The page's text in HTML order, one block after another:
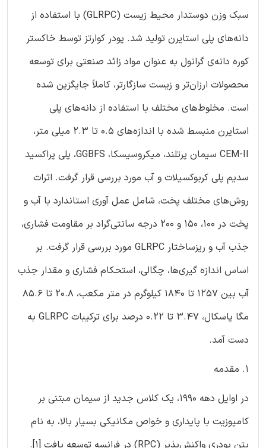
سبک وزن دوستدار محیط زیست (GLRPC) با استفاده از
دانه‌های پلی استایرن تولید شد. پودر کوارتز توسط خاکستر
کوره دانه‌ی گرانول به عنوان مواد زائد صنعتی برای توسعه
محصولات ارزان‌تر و زیست سازگارتر، کاملاً جایگزین شده
است. مخلوط‌های مختلف با استفاده از دانه‌های پلی
استایرن منبسط شده با اندازه‌های 0.5 تا 2.3 میلی متر،
CEM-II سیمان پرتلند، میکروسیسکا، GGBFS، پلی پراکسید
سدیم پلی کربوکسیلات و آب مورد بررسی قرار گرفت. اثرات
روش‌های مختلف پخت، شامل عمل آوری استاندارد با آب و
پخت در 100، 150 و 200 درجه سانتی‌گراد بر مقاومت فشاری،
جذب آب و ریزساختار GLRPC مورد بررسی قرار گرفت. بر
اساس اندازه گیری‌ها، چگالی، استحکام فشاری و مقدار جذب
آب بین 1257 تا 1840 کیلوگرم در متر مکعب، 20.8 تا 85.6
مگا پاسکال، 3.47 تا 0.22 درصد برای ترکیبات GLRPC به
دست آمد.
1. مقدمه
در اوایل دهه 1990، یک کلاس جدید از سیمان مبتنی بر
کامپوزیت با پایداری و خواص مکانیکی بسیار بالا، به نام
بتن پودری واکنش‌پذیر (RPC) در فرانسه توسعه یافت [1].